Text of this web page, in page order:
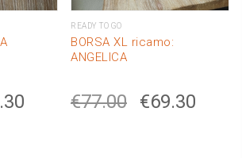
READY TO GO
BORSA XL ricamo:
ANGELICA
€77.00 €69.30